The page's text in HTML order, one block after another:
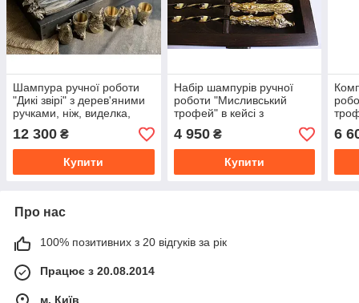
Шампура ручної роботи
"Дикі звірі" з дерев'яними
ручками, ніж, виделка,
чарки в кейсі з бука.
12 300 ₴
Купити
Набір шампурів ручної
роботи "Мисливський
трофей" в кейсі з
натурального дерева
4 950₴
Купити
6
Про нас
100% позитивних з 20 відгуків за рік
Працює з 20.08.2014
м. Київ